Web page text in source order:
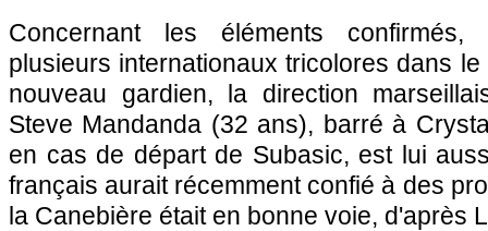
Concernant les éléments
plusieurs internationaux tricolores dans
nouveau gardien, la direction
Steve Mandanda (32 ans), barré à
en cas de départ de Subasic, est lui
français aurait récemment confié à des
la Canebière était en bonne voie, d'après